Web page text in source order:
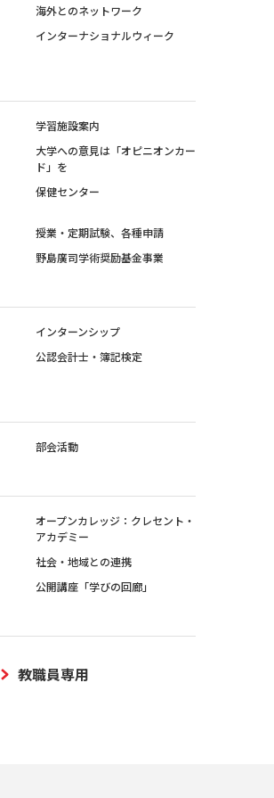
海外とのネットワーク
インターナショナルウィーク
学習施設案内
大学への意見は「オピニオンカー
ド」を
保健センター
授業・定期試験、各種申請
野島廣司学術奨励基金事業
インターンシップ
公認会計士・簿記検定
部会活動
オープンカレッジ：クレセント・
アカデミー
社会・地域との連携
公開講座「学びの回廊」
教職員専用